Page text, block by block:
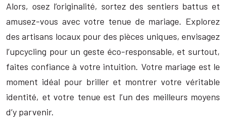
Alors, osez l’originalité, sortez des sentiers battus et
amusez-vous avec votre tenue de mariage. Explorez
des artisans locaux pour des pièces uniques, envisagez
l’upcycling pour un geste éco-responsable, et surtout,
faites confiance à votre intuition. Votre mariage est le
moment idéal pour briller et montrer votre véritable
identité, et votre tenue est l’un des meilleurs moyens
d’y parvenir.